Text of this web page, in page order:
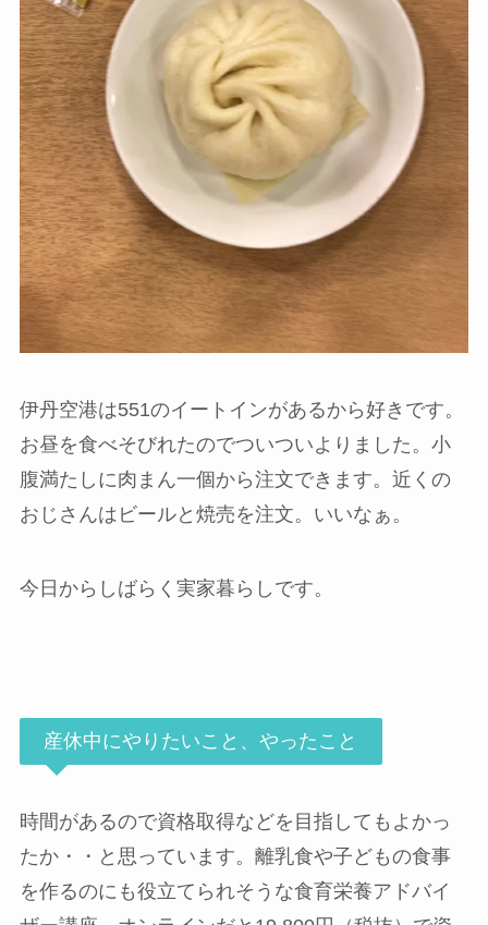
伊丹空港は551のイートインがあるから好きです。
お昼を食べそびれたのでついついよりました。小
腹満たしに肉まん一個から注文できます。近くの
おじさんはビールと焼売を注文。いいなぁ。
今日からしばらく実家暮らしです。
産休中にやりたいこと、やったこと
時間があるので資格取得などを目指してもよかっ
たか・・と思っています。離乳食や子どもの食事
を作るのにも役立てられそうな食育栄養アドバイ